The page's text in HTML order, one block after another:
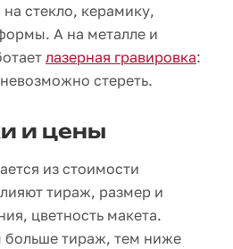
стекло, керамику,
А на металле и
лазерная гравировка:
стереть.
и цены
из стоимости
тираж, размер и
цветность макета.
больше тираж, тем ниже